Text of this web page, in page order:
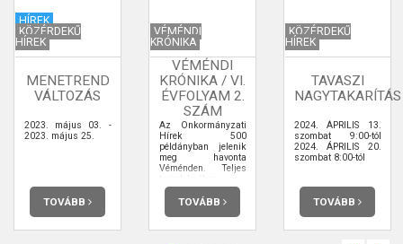
HÍREK
KÖZÉRDEKŰ
HÍREK
MENETREND
VÁLTOZÁS
2023. május 03. -
2023. május 25.
TOVÁBB
VÉMÉNDI
KRÓNIKA
VÉMÉNDI
KRÓNIKA / VI.
ÉVFOLYAM 2.
SZÁM
Az Önkormányzati
Hírek 500
példányban jelenik
meg havonta
Véménden. Teljes
terjedelmében
elolvashatja.
TOVÁBB
KÖZÉRDEKŰ
HÍREK
TAVASZI
NAGYTAKARÍTÁS
2024. ÁPRILIS 13.
szombat 9:00-tól
2024. ÁPRILIS 20.
szombat 8:00-tól
TOVÁBB